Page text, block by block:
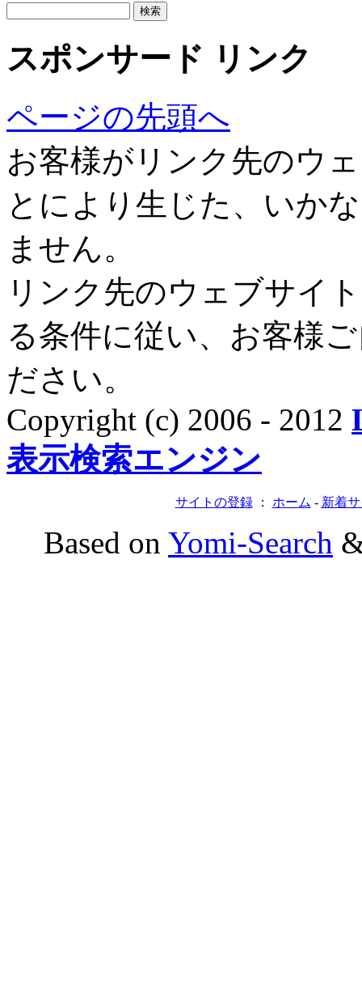
スポンサード リンク
ページの先頭へ
お客様がリンク先のウ
とにより生じた、いか
ません。
リンク先のウェブサイ
る条件に従い、お客様
ださい。
Copyright (c) 2006 - 2012
表示検索エンジン
サイトの登録： ホーム - 新着
Based on Yomi-Search